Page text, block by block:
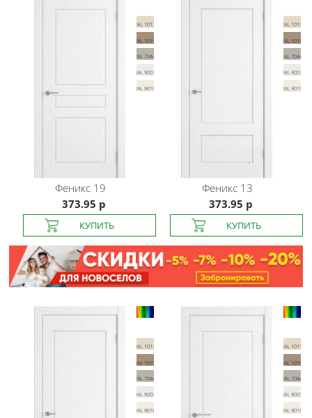
Феникс 19
373.95 р
Феникс 13
373.95 р